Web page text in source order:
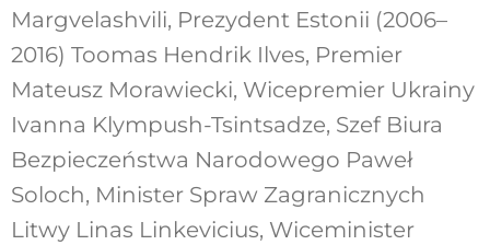
Margvelashvili, Prezydent Estonii (2006–
2016) Toomas Hendrik Ilves, Premier
Mateusz Morawiecki, Wicepremier Ukrainy
Ivanna Klympush-Tsintsadze, Szef Biura
Bezpieczeństwa Narodowego Paweł
Soloch, Minister Spraw Zagranicznych
Litwy Linas Linkevicius, Wiceminister